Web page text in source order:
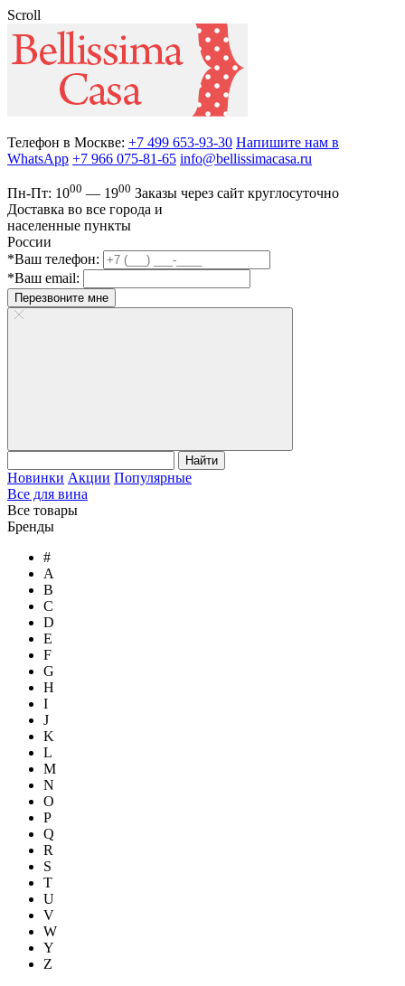
Scroll
Телефон в Москве: +7 499 653-93-30 Напишите нам в
WhatsApp +7 966 075-81-65 info@bellissimacasa.ru
Пн-Пт: 1000 — 1900 Заказы через сайт круглосуточно
Доставка во все города и
населенные пункты
России
*Ваш телефон:
*Ваш email:
Перезвоните мне
Найти
Новинки Акции Популярные
Все для вина
Все товары
Бренды
#
A
B
C
D
E
F
G
H
I
J
K
L
M
N
O
P
Q
R
S
T
U
V
W
Y
Z